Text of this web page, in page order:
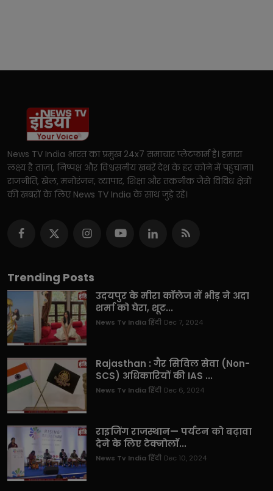
News TV India भारत का प्रमुख 24x7 समाचार प्लेटफार्म है। हमारा
लक्ष्य है ताज़ा, निष्पक्ष और विश्वसनीय खबरें देश के हर कोने में पहुंचाना।
राजनीति, खेल, मनोरंजन, व्यापार, शिक्षा और तकनीक जैसे विविध क्षेत्रों
की खबरों के लिए News TV India के साथ जुड़े रहें।
Trending Posts
उदयपुर के मीरा कॉलेज में भीड़ ने अदा
शर्मा को घेरा, शूट...
News Tv India हिंदी Dec 7, 2024
Rajasthan : गैर सिविल सेवा (Non-
SCS) अधिकारियों की IAS ...
News Tv India हिंदी Dec 6, 2024
राइजिंग राजस्थान— पर्यटन को बढ़ावा
देने के लिए टेक्नोलॉ...
News Tv India हिंदी Dec 10, 2024